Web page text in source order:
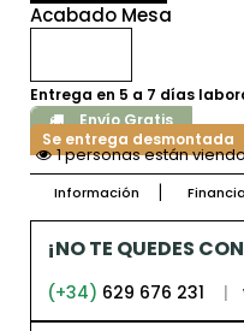
Acabado Mesa
Entrega en 5 a 7 días
Envío Gratis
Se entrega desmontada
1 personas están
Información
¡NO TE QUEDES
(+34) 629 676 231 |